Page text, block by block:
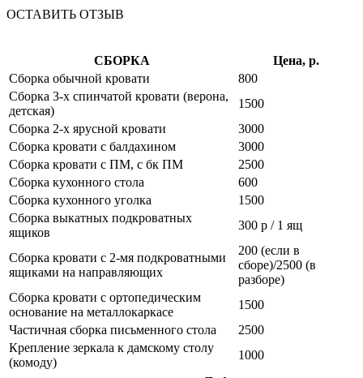
ОСТАВИТЬ ОТЗЫВ
СБОРКА
Цена, р.
Сборка обычной кровати
800
Сборка 3-х спинчатой кровати (верона,
детская)
1500
Сборка 2-х ярусной кровати
3000
Сборка кровати с балдахином
3000
Сборка кровати с ПМ, с бк ПМ
2500
Сборка кухонного стола
600
Сборка кухонного уголка
1500
Сборка выкатных подкроватных
ящиков
300 р / 1 ящ
Сборка кровати с 2-мя подкроватными
ящиками на направляющих
200 (если в
сборе)/2500 (в
разборе)
Сборка кровати с ортопедическим
основание на металлокаркасе
1500
Частичная сборка письменного стола
2500
Крепление зеркала к дамскому столу
(комоду)
1000